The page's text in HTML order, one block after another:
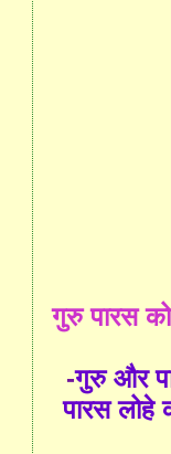
गुरु पारस को
-गुरु और
पारस लोहे